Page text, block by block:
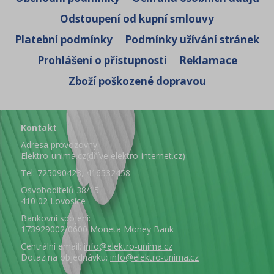
smyslStudené předmytíSkloRychlýEco
mytíDenní mytíNoční program pro
Odstoupení od kupní smlouvy
Platební podmínky
Podmínky užívání stránek
Prohlášení o přístupnosti
Reklamace
Zboží poškozené dopravou
Kontakt
Adresa provozovny:
Elektro-unima.cz(dříve elektro-internet.cz)
Tel: 725090423, 416532458
Osvoboditelů 38/15
410 02 Lovosice
Bankovní spojení:
173929002/0600 Moneta Money Bank
Centrální email: info@elektro-unima.cz
Dotaz na objednávku: info@elektro-unima.cz